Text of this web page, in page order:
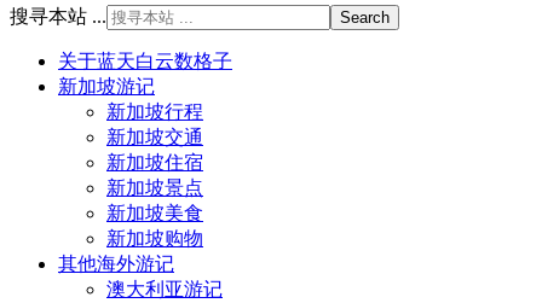
搜寻本站 ...
关于蓝天白云数格子
新加坡游记
新加坡行程
新加坡交通
新加坡住宿
新加坡景点
新加坡美食
新加坡购物
其他海外游记
澳大利亚游记